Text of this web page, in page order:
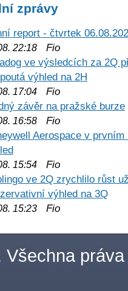
zprávy
report - čtvrtek
22:18 Fio
ve výsledcích za 2Q
výhled na 2H
17:04 Fio
závěr na pražské burze
16:58 Fio
Aerospace v
15:54 Fio
ve 2Q zrychlilo růst
výhled na 3Q
15:23 Fio
práva